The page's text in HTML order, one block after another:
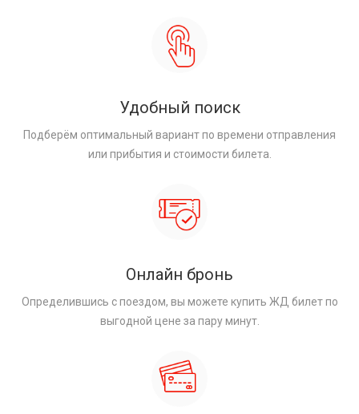
Удобный поиск
Подберём оптимальный вариант по времени отправления
или прибытия и стоимости билета.
Онлайн бронь
Определившись с поездом, вы можете купить ЖД билет по
выгодной цене за пару минут.